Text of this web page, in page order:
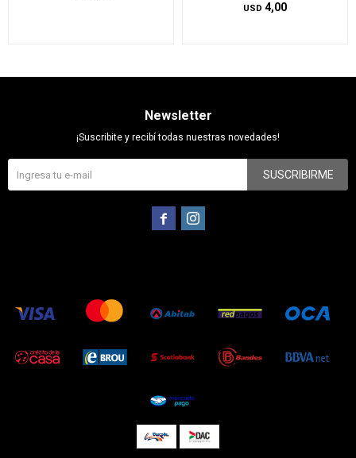
USD 4,00
Newsletter
¡Suscribite y recibí todas nuestras novedades!
SUSCRIBIRME
 